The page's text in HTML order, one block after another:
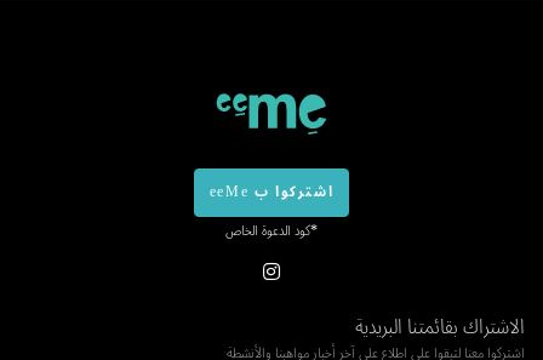
اشتركوا ب eeMe
*كود الدعوة الخاص
الاشتراك بقائمتنا البريدية
اشتركوا معنا لتبقوا على اطلاع على آخر أخبار مواهبنا والأنشطة